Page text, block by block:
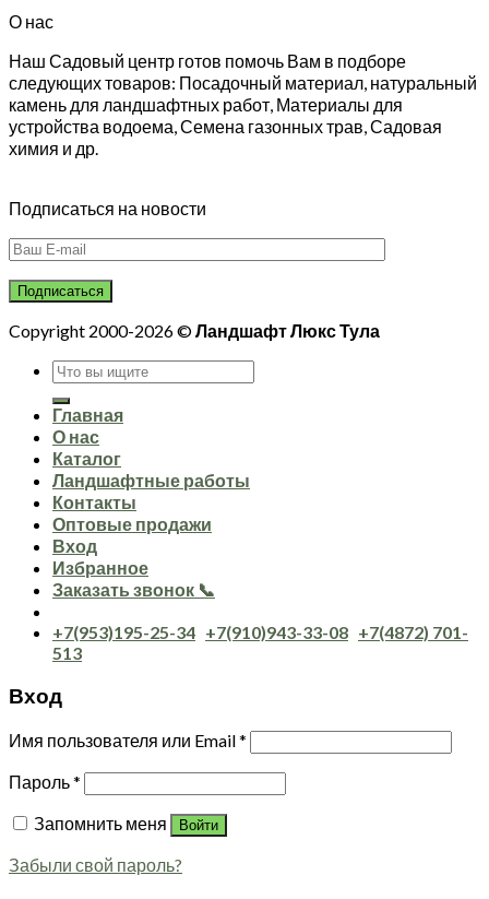
О нас
Наш Садовый центр готов помочь Вам в подборе
следующих товаров: Посадочный материал, натуральный
камень для ландшафтных работ, Материалы для
устройства водоема, Семена газонных трав, Садовая
химия и др.
Подписаться на новости
Copyright 2000-2026 ©Ландшафт Люкс Тула
Искать:
Главная
О нас
Каталог
Ландшафтные работы
Контакты
Оптовые продажи
Вход
Избранное
Заказать звонок 📞
+7(953)195-25-34 +7(910)943-33-08 +7(4872) 701-
513
Вход
Имя пользователя или Email*
Пароль*
Запомнить меня
Войти
Забыли свой пароль?